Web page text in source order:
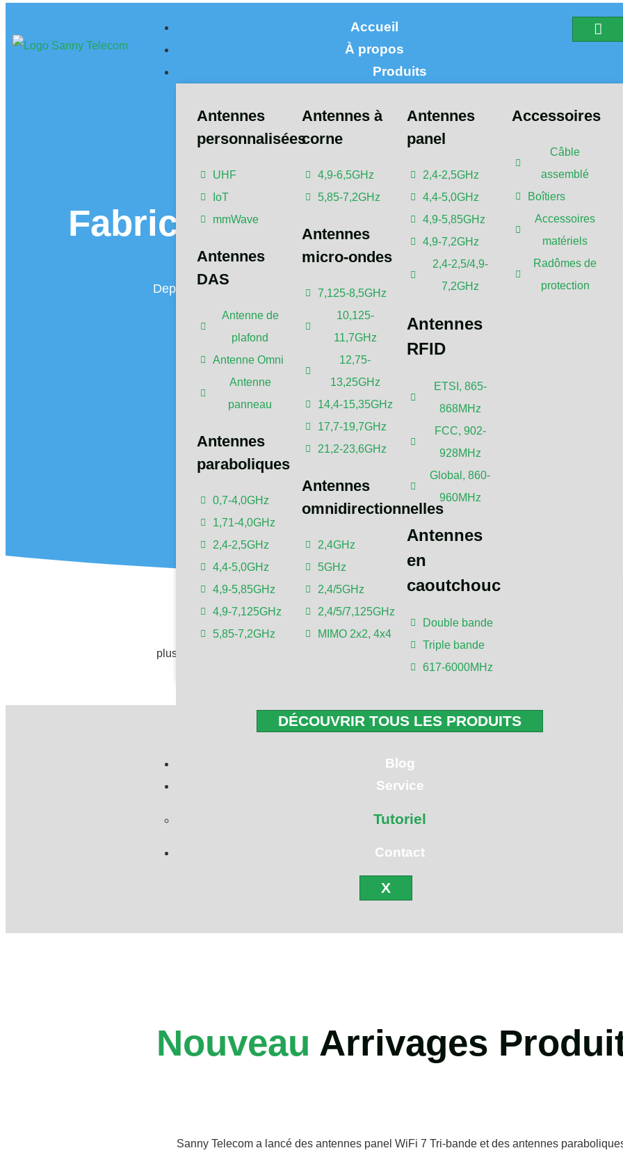
Accueil
À propos
Produits
Antennes
personnalisées
UHF
IoT
mmWave
Antennes
DAS
Antenne de
plafond
Antenne Omni
Antenne
panneau
Antennes
paraboliques
0,7-4,0GHz
1,71-4,0GHz
2,4-2,5GHz
4,4-5,0GHz
4,9-5,85GHz
4,9-7,125GHz
5,85-7,2GHz
Antennes à
corne
4,9-6,5GHz
5,85-7,2GHz
Antennes
micro-ondes
7,125-8,5GHz
10,125-
11,7GHz
12,75-
13,25GHz
14,4-15,35GHz
17,7-19,7GHz
21,2-23,6GHz
Antennes
omnidirectionnelles
2,4GHz
5GHz
2,4/5GHz
2,4/5/7,125GHz
MIMO 2x2, 4x4
Antennes
panel
2,4-2,5GHz
4,4-5,0GHz
4,9-5,85GHz
4,9-7,2GHz
2,4-2,5/4,9-
7,2GHz
Antennes
RFID
ETSI, 865-
868MHz
FCC, 902-
928MHz
Global, 860-
960MHz
Antennes
en
caoutchouc
Double bande
Triple bande
617-6000MHz
Accessoires
Câble
assemblé
Boîtiers
Accessoires
matériels
Radômes de
protection
DÉCOUVRIR TOUS LES PRODUITS
Blog
Service
Tutoriel
Contact
X
Fabricant d'antennes leader en
Depuis 2015, nous nous concentrons sur la conception, le développement et la
de produits d'antennes haute performance.
À PROPOS DE NOUS EN SAVOIR PLUS
plus de 59 entreprises dans le monde entier nous font confiance, le nombre ne cesse
Nouveau Arrivages
Sanny Telecom a lancé des antennes panel WiFi 7 Tri-bande et des antennes